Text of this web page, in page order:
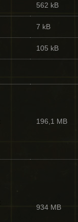
562 kB
7 kB
105 kB
196,1 MB
934 MB